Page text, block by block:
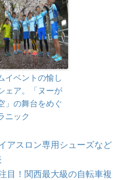
イベントの愉し
ェア。「ヌーが
」の舞台をめぐ
ニック
アスロン専用シューズなど
目！関西最大級の自転車複